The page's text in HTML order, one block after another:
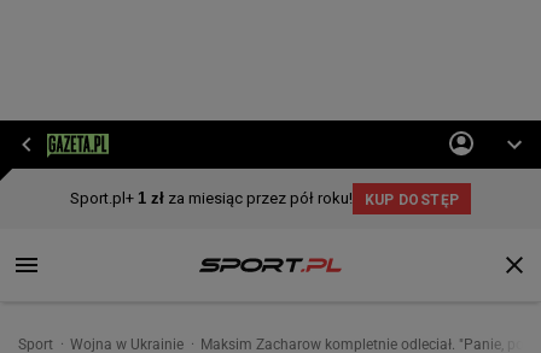
Sport Wojna w Ukrainie Maksim Zacharow kompletnie odleciał. "Panie,